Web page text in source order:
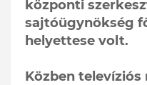
központi
sajtóügynökség
helyettese volt.
Közben